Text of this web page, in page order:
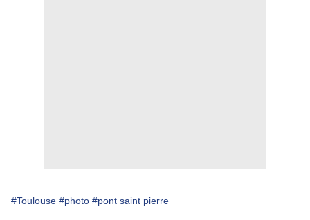
#Toulouse #photo #pont saint pierre